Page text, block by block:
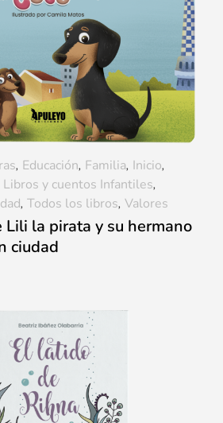
Lili la pirata y su hermano
ciudad
, Educación, Familia, Inicio,
Libros y cuentos Infantiles,
, Todos los libros, Valores